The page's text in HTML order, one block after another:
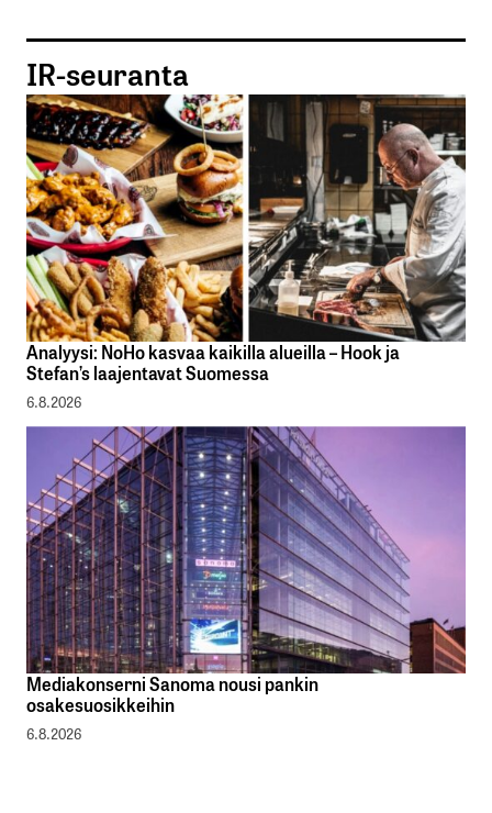
IR-seuranta
Analyysi: NoHo kasvaa kaikilla alueilla – Hook ja
Stefan’s laajentavat Suomessa
6.8.2026
Mediakonserni Sanoma nousi pankin
osakesuosikkeihin
6.8.2026